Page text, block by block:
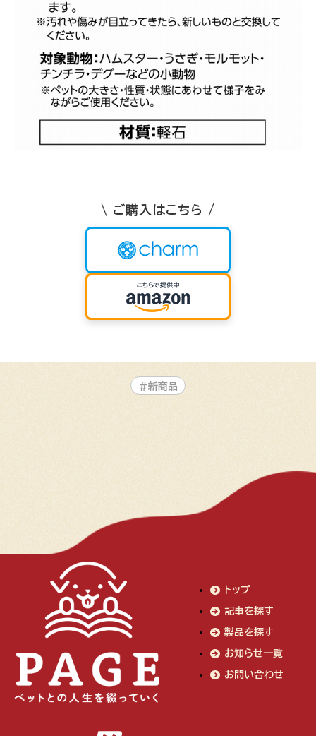
\ ご購入はこちら /
#新商品
トップ
記事を探す
製品を探す
お知らせ一覧
お問い合わせ